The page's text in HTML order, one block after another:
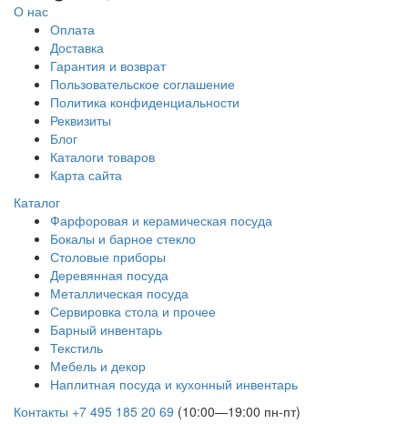
О нас
Оплата
Доставка
Гарантия и возврат
Пользовательское соглашение
Политика конфиденциальности
Реквизиты
Блог
Каталоги товаров
Карта сайта
Каталог
Фарфоровая и керамическая посуда
Бокалы и барное стекло
Столовые приборы
Деревянная посуда
Металлическая посуда
Сервировка стола и прочее
Барный инвентарь
Текстиль
Мебель и декор
Наплитная посуда и кухонный инвентарь
Контакты +7 495 185 20 69 (10:00—19:00 пн-пт)